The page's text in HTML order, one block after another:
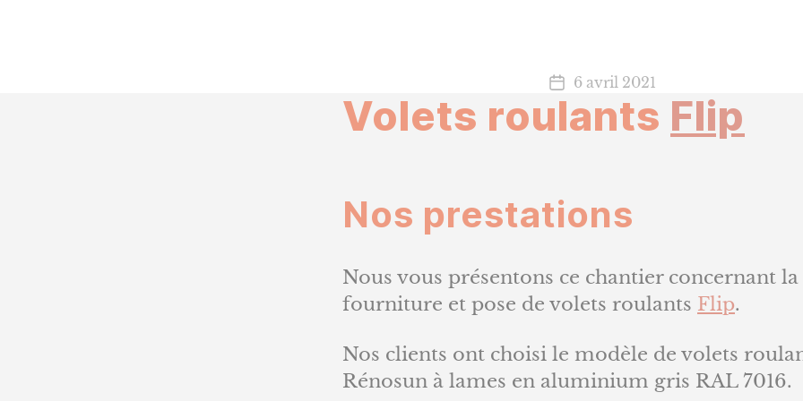
Date
de
l’article
6 avril 2021
Volets roulants Flip
Nos prestations
Nous vous présentons ce chantier concernant la
fourniture et pose de volets roulants Flip.
Nos clients ont choisi le modèle de volets
Rénosun à lames en aluminium gris RAL 7016.